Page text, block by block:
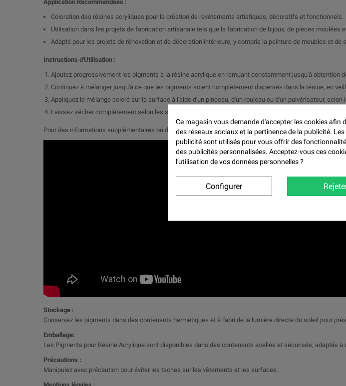
Application Recommandées :
Coloration des résines acryliques pour la création de revêtements artistiques, décoratifs et fonctionnels.
Utilisation dans les projets de fabrication artisanale tels que la fabrication de bijoux, de pièces moulées
Adapté pour les projets de rénovation et de décoration intérieure, y compris la peinture de meubles et de
Instructions d'Utilisation :
Ajoutez progressivement les pigments à la résine acrylique en remuant constamment jusqu'à obtention
Continuez à mélanger jusqu'à ce que les pigments soient complètement dispersés dans la résine, en
Appliquez le mélange coloré sur la surface à l'aide d'un pinceau, d'un rouleau ou d'un pulvérisateur, selon
Laissez sécher complètement selon les spécifications du produit et les exigences du projet.
Pour des informations supplémentaires ou des conseils techniques, veuillez contacter notre service
Stockage :
Conservez les pigments dans des contenants hermétiques et à l'abri de la lumière directe du soleil pour
Emballage:
Les Pigments pour Résine Acrylique sont disponibles dans des contenants scellés et sécurisés, adaptés
Précautions :
Manipulez avec précaution pour éviter les taches sur les vêtements et les surfaces.
Ce magasin vous demande d'accepter les cookies
des réseaux sociaux et la pertinence de la publicité.
publicité sont utilisés pour vous offrir des
des publicités personnalisées. Acceptez-vous ces
l'utilisation de vos données personnelles ?
Configurer